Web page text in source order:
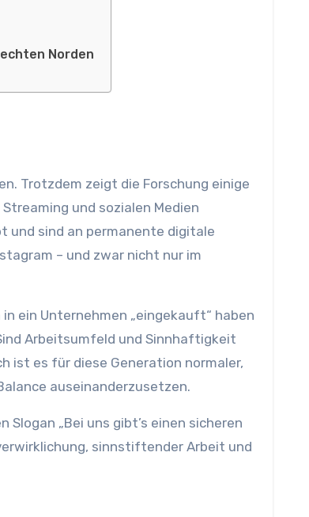
Norden
Trotzdem zeigt die Forschung einige
und sozialen Medien
und sind an permanente digitale
– und zwar nicht nur im
ein Unternehmen „eingekauft“ haben
Arbeitsumfeld und Sinnhaftigkeit
ist es für diese Generation normaler,
auseinanderzusetzen.
„Bei uns gibt’s einen sicheren
sinnstiftender Arbeit und